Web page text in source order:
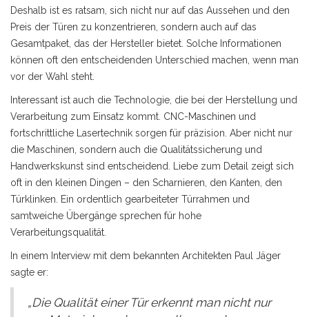
Deshalb ist es ratsam, sich nicht nur auf das Aussehen und den
Preis der Türen zu konzentrieren, sondern auch auf das
Gesamtpaket, das der Hersteller bietet. Solche Informationen
können oft den entscheidenden Unterschied machen, wenn man
vor der Wahl steht.
Interessant ist auch die Technologie, die bei der Herstellung und
Verarbeitung zum Einsatz kommt. CNC-Maschinen und
fortschrittliche Lasertechnik sorgen für präzision. Aber nicht nur
die Maschinen, sondern auch die Qualitätssicherung und
Handwerkskunst sind entscheidend. Liebe zum Detail zeigt sich
oft in den kleinen Dingen – den Scharnieren, den Kanten, den
Türklinken. Ein ordentlich gearbeiteter Türrahmen und
samtweiche Übergänge sprechen für hohe
Verarbeitungsqualität.
In einem Interview mit dem bekannten Architekten Paul Jäger
sagte er:
„Die Qualität einer Tür erkennt man nicht nur